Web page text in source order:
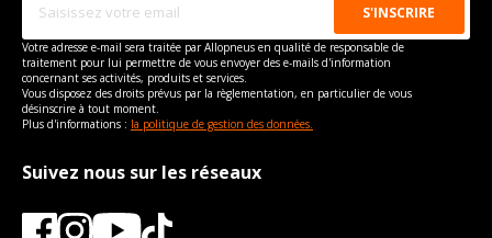
Votre adresse e-mail sera traitée par Allopneus en qualité de responsable de
traitement pour lui permettre de vous envoyer des e-mails d'information
concernant ses activités, produits et services.
Vous disposez des droits prévus par la règlementation, en particulier de vous
désinscrire à tout moment.
Plus d'informations : la politique de gestion des données.
Suivez nous sur les réseaux